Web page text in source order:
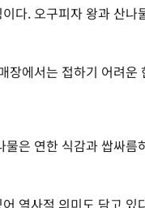
다. 오구피자 왕과 산나
장에서는 접하기 어려운
은 연한 식감과 쌉싸름
역사적 의미도 담고 있